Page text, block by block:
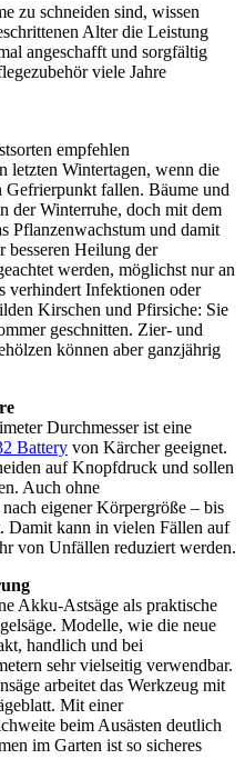
zu schneiden sind, wissen
Alter die Leistung
angeschafft und sorgfältig
viele Jahre
empfehlen
letzten Wintertagen, wenn die
Gefrierpunkt fallen. Bäume und
der Winterruhe, doch mit dem
Pflanzenwachstum und damit
besseren Heilung der
werden, möglichst nur an
verhindert Infektionen oder
Kirschen und Pfirsiche: Sie
geschnitten. Zier- und
können aber ganzjährig
Durchmesser ist eine
Battery von Kärcher geeignet.
auf Knopfdruck und sollen
Auch ohne
eigener Körpergröße – bis
Damit kann in vielen Fällen auf
von Unfällen reduziert werden.
Akku-Astsäge als praktische
Modelle, wie die neue
handlich und bei
sehr vielseitig verwendbar.
arbeitet das Werkzeug mit
Mit einer
beim Ausästen deutlich
im Garten ist so sicheres